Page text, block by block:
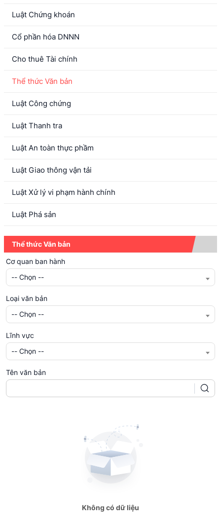
Luật Chứng khoán
Cổ phần hóa DNNN
Cho thuê Tài chính
Thể thức Văn bản
Luật Công chứng
Luật Thanh tra
Luật An toàn thực phầm
Luật Giao thông vận tải
Luật Xử lý vi phạm hành chính
Luật Phá sản
Thể thức Văn bản
Cơ quan ban hành
-- Chọn --
Loại văn bản
-- Chọn --
Lĩnh vực
-- Chọn --
Tên văn bản
Không có dữ liệu